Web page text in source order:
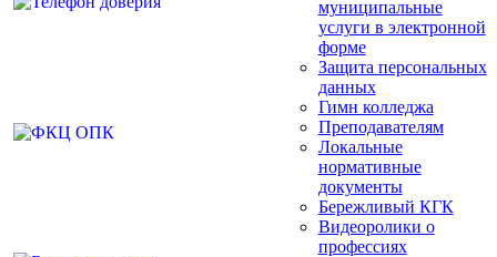
муниципальные
услуги в электронной
форме
Защита персональных
данных
Гимн колледжа
Преподавателям
Локальные
нормативные
документы
Бережливый КГК
Видеоролики о
профессиях